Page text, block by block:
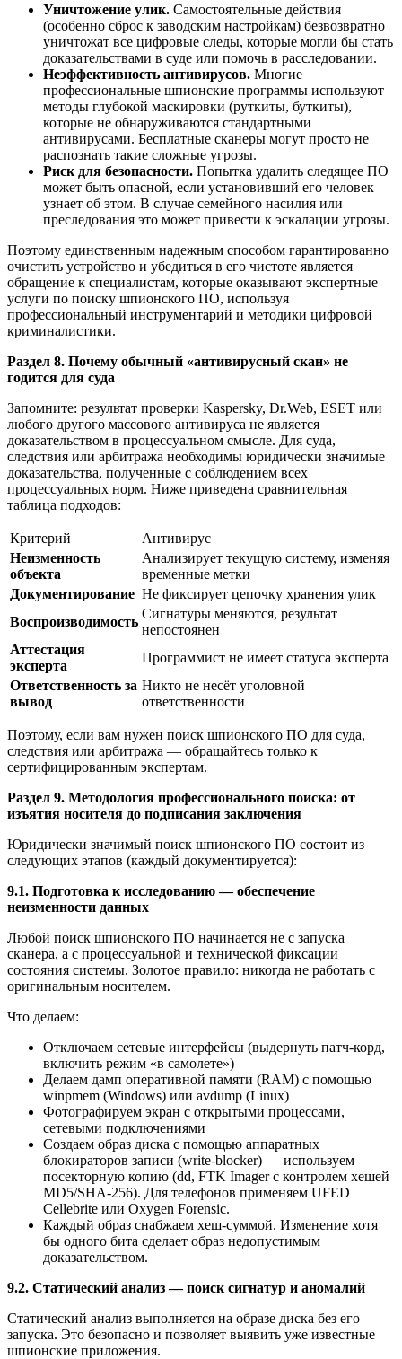
Уничтожение улик. Самостоятельные действия
(особенно сброс к заводским настройкам) безвозвратно
уничтожат все цифровые следы, которые могли бы стать
доказательствами в суде или помочь в расследовании.
Неэффективность антивирусов. Многие
профессиональные шпионские программы используют
методы глубокой маскировки (руткиты, буткиты),
которые не обнаруживаются стандартными
антивирусами. Бесплатные сканеры могут просто не
распознать такие сложные угрозы.
Риск для безопасности. Попытка удалить следящее ПО
может быть опасной, если установивший его человек
узнает об этом. В случае семейного насилия или
преследования это может привести к эскалации угрозы.
Поэтому единственным надежным способом гарантированно
очистить устройство и убедиться в его чистоте является
обращение к специалистам, которые оказывают экспертные
услуги по поиску шпионского ПО, используя
профессиональный инструментарий и методики цифровой
криминалистики.
Раздел 8. Почему обычный «антивирусный скан» не
годится для суда
Запомните: результат проверки Kaspersky, Dr.Web, ESET или
любого другого массового антивируса не является
доказательством в процессуальном смысле. Для суда,
следствия или арбитража необходимы юридически значимые
доказательства, полученные с соблюдением всех
процессуальных норм. Ниже приведена сравнительная
таблица подходов:
Критерий
Антивирус
Неизменность
объекта
Анализирует текущую систему, изменяя
временные метки
Документирование Не фиксирует цепочку хранения улик
Воспроизводимость
Сигнатуры меняются, результат
непостоянен
Аттестация
эксперта
Программист не имеет статуса эксперта
Ответственность за
вывод
Никто не несёт уголовной
ответственности
Поэтому, если вам нужен поиск шпионского ПО для суда,
следствия или арбитража — обращайтесь только к
сертифицированным экспертам.
Раздел 9. Методология профессионального поиска: от
изъятия носителя до подписания заключения
Юридически значимый поиск шпионского ПО состоит из
следующих этапов (каждый документируется):
9.1. Подготовка к исследованию — обеспечение
неизменности данных
Любой поиск шпионского ПО начинается не с запуска
сканера, а с процессуальной и технической фиксации
состояния системы. Золотое правило: никогда не работать с
оригинальным носителем.
Что делаем:
Отключаем сетевые интерфейсы (выдернуть патч-корд,
включить режим «в самолете»)
Делаем дамп оперативной памяти (RAM) с помощью
winpmem (Windows) или avdump (Linux)
Фотографируем экран с открытыми процессами,
сетевыми подключениями
Создаем образ диска с помощью аппаратных
блокираторов записи (write-blocker) — используем
посекторную копию (dd, FTK Imager с контролем хешей
MD5/SHA-256). Для телефонов применяем UFED
Cellebrite или Oxygen Forensic.
Каждый образ снабжаем хеш-суммой. Изменение хотя
бы одного бита сделает образ недопустимым
доказательством.
9.2. Статический анализ — поиск сигнатур и аномалий
Статический анализ выполняется на образе диска без его
запуска. Это безопасно и позволяет выявить уже известные
шпионские приложения.